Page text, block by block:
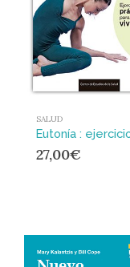
SALUD
27,00€